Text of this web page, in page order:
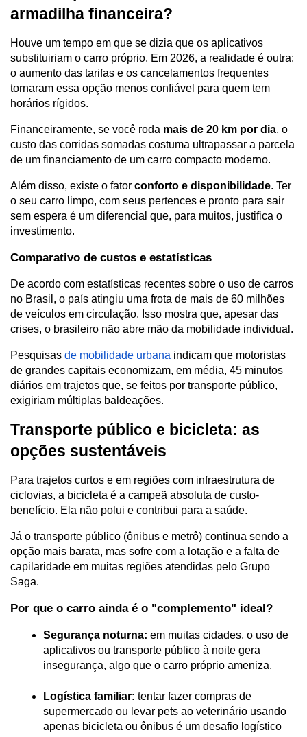
armadilha financeira?
Houve um tempo em que se dizia que os aplicativos
substituiriam o carro próprio. Em 2026, a realidade é outra:
o aumento das tarifas e os cancelamentos frequentes
tornaram essa opção menos confiável para quem tem
horários rígidos.
Financeiramente, se você roda mais de 20 km por dia, o
custo das corridas somadas costuma ultrapassar a parcela
de um financiamento de um carro compacto moderno.
Além disso, existe o fator conforto e disponibilidade. Ter
o seu carro limpo, com seus pertences e pronto para sair
sem espera é um diferencial que, para muitos, justifica o
investimento.
Comparativo de custos e estatísticas
De acordo com estatísticas recentes sobre o uso de carros
no Brasil, o país atingiu uma frota de mais de 60 milhões
de veículos em circulação. Isso mostra que, apesar das
crises, o brasileiro não abre mão da mobilidade individual.
Pesquisas de mobilidade urbana indicam que motoristas
de grandes capitais economizam, em média, 45 minutos
diários em trajetos que, se feitos por transporte público,
exigiriam múltiplas baldeações.
Transporte público e bicicleta: as
opções sustentáveis
Para trajetos curtos e em regiões com infraestrutura de
ciclovias, a bicicleta é a campeã absoluta de custo-
benefício. Ela não polui e contribui para a saúde.
Já o transporte público (ônibus e metrô) continua sendo a
opção mais barata, mas sofre com a lotação e a falta de
capilaridade em muitas regiões atendidas pelo Grupo
Saga.
Por que o carro ainda é o "complemento" ideal?
Segurança noturna: em muitas cidades, o uso de
aplicativos ou transporte público à noite gera
insegurança, algo que o carro próprio ameniza.
Logística familiar: tentar fazer compras de
supermercado ou levar pets ao veterinário usando
apenas bicicleta ou ônibus é um desafio logístico